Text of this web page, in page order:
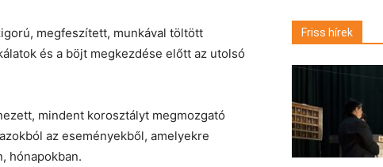
megfeszített, munkával töltött
és a böjt megkezdése előtt az utolsó
mindent korosztályt megmozgató
az eseményekből, amelyekre
hónapokban.
Friss hírek